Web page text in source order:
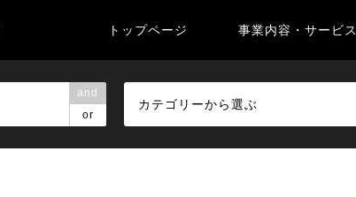
トップページ 事業内容・サービス
and
or
カテゴリーから選ぶ